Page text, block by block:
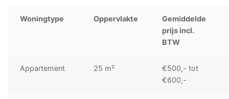
Woningtype Oppervlakte
Gemiddelde
prijs incl.
BTW
Appartement 25 m²
€500,- tot
€600,-